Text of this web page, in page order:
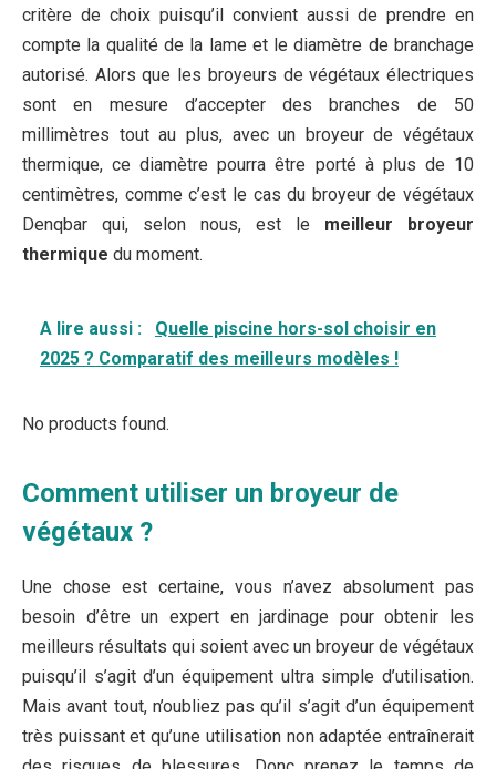
critère de choix puisqu’il convient aussi de prendre en
compte la qualité de la lame et le diamètre de branchage
autorisé. Alors que les broyeurs de végétaux électriques
sont en mesure d’accepter des branches de 50
millimètres tout au plus, avec un broyeur de végétaux
thermique, ce diamètre pourra être porté à plus de 10
centimètres, comme c’est le cas du broyeur de végétaux
Denqbar qui, selon nous, est le meilleur broyeur
thermique du moment.
A lire aussi :
Quelle piscine hors-sol choisir en
2025 ? Comparatif des meilleurs modèles !
No products found.
Comment utiliser un broyeur de
végétaux ?
Une chose est certaine, vous n’avez absolument pas
besoin d’être un expert en jardinage pour obtenir les
meilleurs résultats qui soient avec un broyeur de végétaux
puisqu’il s’agit d’un équipement ultra simple d’utilisation.
Mais avant tout, n’oubliez pas qu’il s’agit d’un équipement
très puissant et qu’une utilisation non adaptée entraînerait